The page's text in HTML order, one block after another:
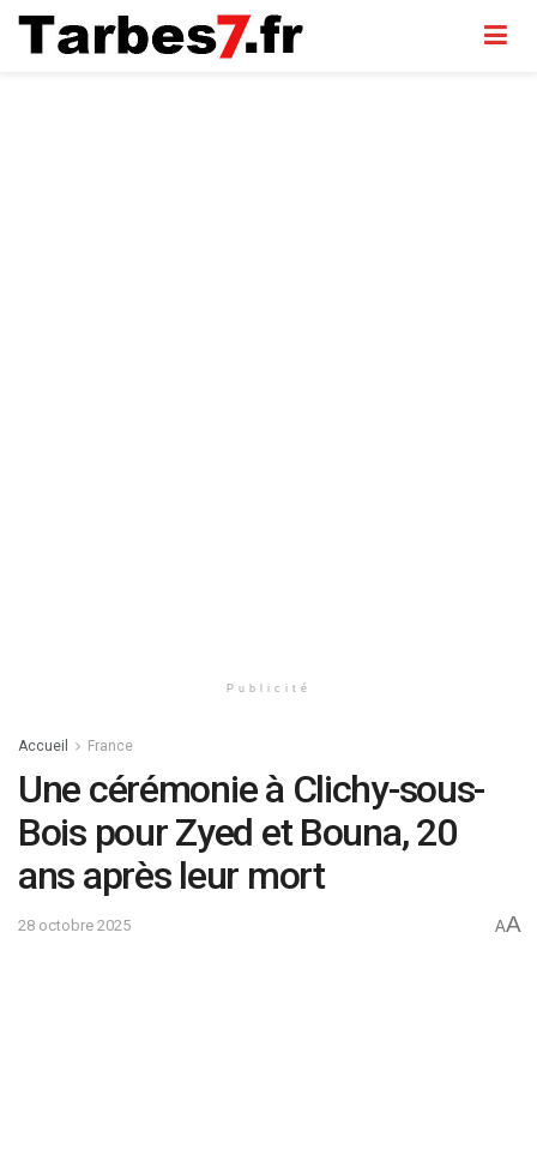
Publicité
Accueil France
Une cérémonie à Clichy-sous-
Bois pour Zyed et Bouna, 20
ans après leur mort
28 octobre 2025 AA